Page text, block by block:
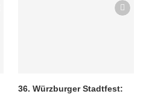
36. Würzburger Stadtfest: